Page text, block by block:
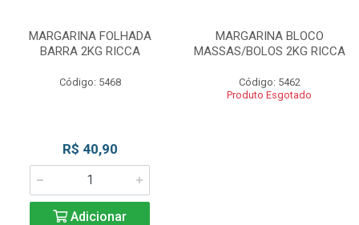
MARGARINA FOLHADA
BARRA 2KG RICCA
Código: 5468
R$ 40,90
Adicionar
MARGARINA BLOCO
MASSAS/BOLOS 2KG RICCA
Código: 5462
Produto Esgotado